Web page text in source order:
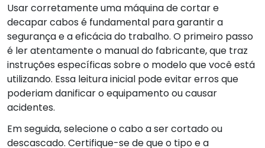
Usar corretamente uma máquina de cortar e
decapar cabos é fundamental para garantir a
segurança e a eficácia do trabalho. O primeiro passo
é ler atentamente o manual do fabricante, que traz
instruções específicas sobre o modelo que você está
utilizando. Essa leitura inicial pode evitar erros que
poderiam danificar o equipamento ou causar
acidentes.
Em seguida, selecione o cabo a ser cortado ou
descascado. Certifique-se de que o tipo e a